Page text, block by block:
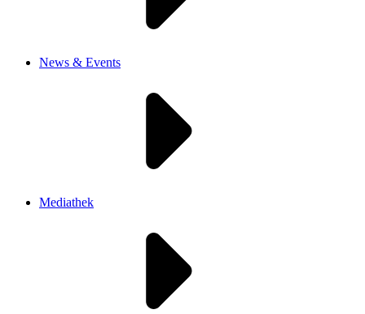
News & Events
Mediathek